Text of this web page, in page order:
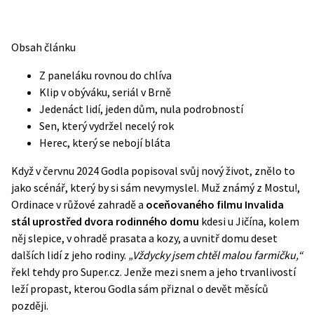
Obsah článku
Z paneláku rovnou do chlíva
Klip v obýváku, seriál v Brně
Jedenáct lidí, jeden dům, nula podrobností
Sen, který vydržel necelý rok
Herec, který se nebojí bláta
Když v červnu 2024 Godla popisoval svůj nový život, znělo to
jako scénář, který by si sám nevymyslel. Muž známý z Mostu!,
Ordinace v růžové zahradě a oceňovaného filmu Invalida
stál uprostřed dvora rodinného domu kdesi u Jičína, kolem
něj slepice, v ohradě prasata a kozy, a uvnitř domu deset
dalších lidí z jeho rodiny. „Vždycky jsem chtěl malou farmičku,“
řekl tehdy pro Super.cz. Jenže mezi snem a jeho trvanlivostí
leží propast, kterou Godla sám přiznal o devět měsíců
později.